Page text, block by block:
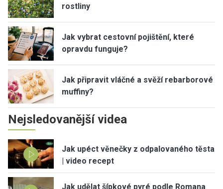
rostliny
Jak vybrat cestovní pojištění, které
opravdu funguje?
Jak připravit vláčné a svěží rebarborové
muffiny?
Nejsledovanější videa
Jak upéct věnečky z odpalovaného těsta
| video recept
Jak udělat šípkové pyré podle Romana